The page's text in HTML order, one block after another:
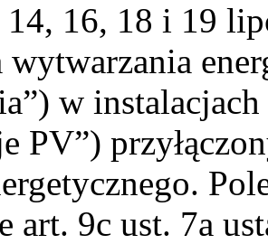
16, 18 i 19
wytwarzania
w
PV”)
art. 9c ust. 7a